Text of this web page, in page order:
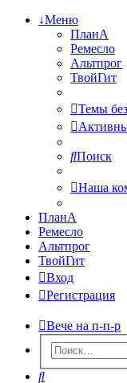
↓Меню
ПланА
Ремесло
Альтпрог
ТвойГит
Темы
Поиск
Наша
ПланА
Ремесло
Альтпрог
ТвойГит
Вход
Регистрация
Вече на п-п-р
Поиск